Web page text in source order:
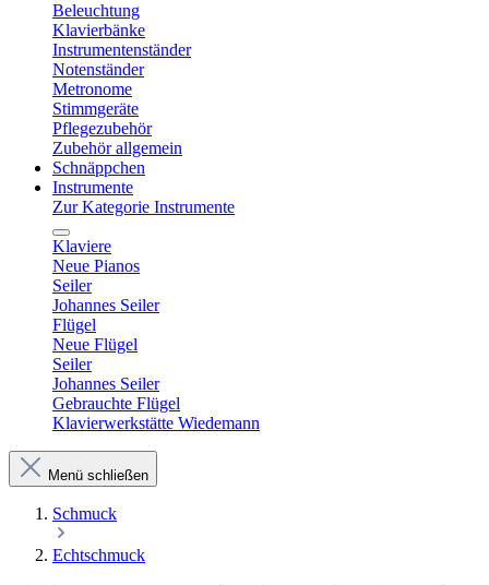
Beleuchtung
Klavierbänke
Instrumentenständer
Notenständer
Metronome
Stimmgeräte
Pflegezubehör
Zubehör allgemein
Schnäppchen
Instrumente
Zur Kategorie Instrumente
Klaviere
Neue Pianos
Seiler
Johannes Seiler
Flügel
Neue Flügel
Seiler
Johannes Seiler
Gebrauchte Flügel
Klavierwerkstätte Wiedemann
Menü schließen
Schmuck
Echtschmuck